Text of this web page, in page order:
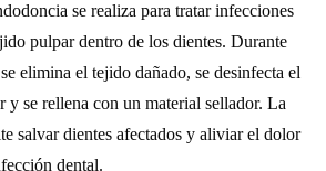
se realiza para tratar infecciones
pulpar dentro de los dientes. Durante
elimina el tejido dañado, se desinfecta el
y se rellena con un material sellador. La
salvar dientes afectados y aliviar el dolor
dental.